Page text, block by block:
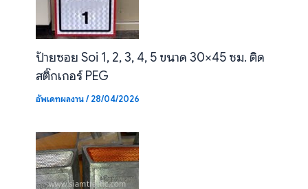
ป้ายซอย Soi 1, 2, 3, 4, 5 ขนาด 30×45 ซม. ติด
สติ๊กเกอร์ PEG
อัพเดทผลงาน/28/04/2026